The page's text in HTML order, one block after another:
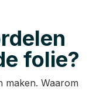
folie?
maken. Waarom